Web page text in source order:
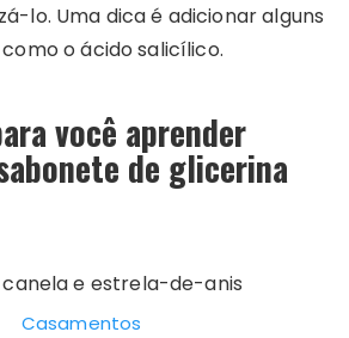
lo. Uma dica é adicionar alguns
o ácido salicílico.
você aprender
de glicerina
Casamentos